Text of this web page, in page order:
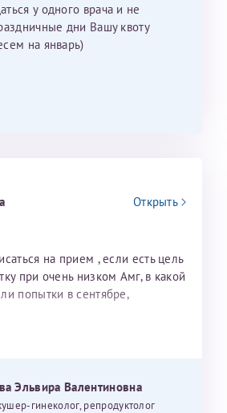
у одного врача и не
дни Вашу квоту
на январь)
Открыть
на прием , если есть цель
при очень низком Амг, в какой
попытки в сентябре,
Эльвира Валентиновна
гинеколог, репродуктолог